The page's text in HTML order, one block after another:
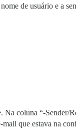
de usuário e a
coluna “-
que estava na